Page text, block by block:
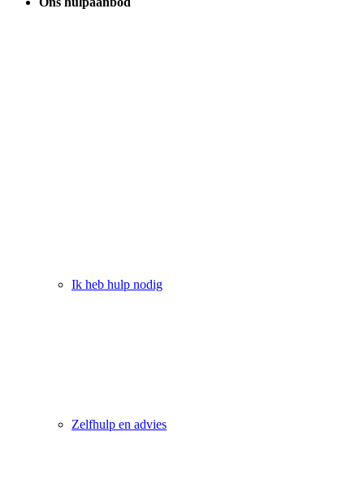
Ik heb hulp nodig
Zelfhulp en advies